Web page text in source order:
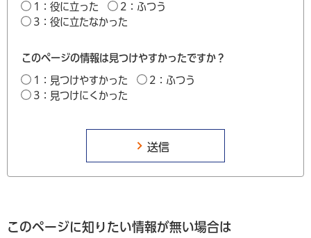
1：役に立った
2：ふつう
3：役に立たなかった
このページの情報は見つけやすかったですか？
1：見つけやすかった
2：ふつう
3：見つけにくかった
このページに知りたい情報が無い場合は